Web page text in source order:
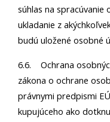
súhlas na spracúvanie
ukladanie z
budú uložené osobné
6.6. Ochrana
zákona o ochrane
právnymi predpismi
kupujúceho ako